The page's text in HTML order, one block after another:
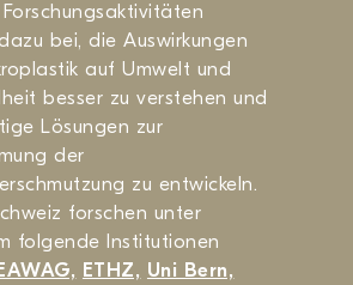
bei, die Auswirkungen
auf Umwelt und
besser zu verstehen und
Lösungen zur
der
zu entwickeln.
forschen unter
folgende Institutionen
ETHZ, Uni Bern,